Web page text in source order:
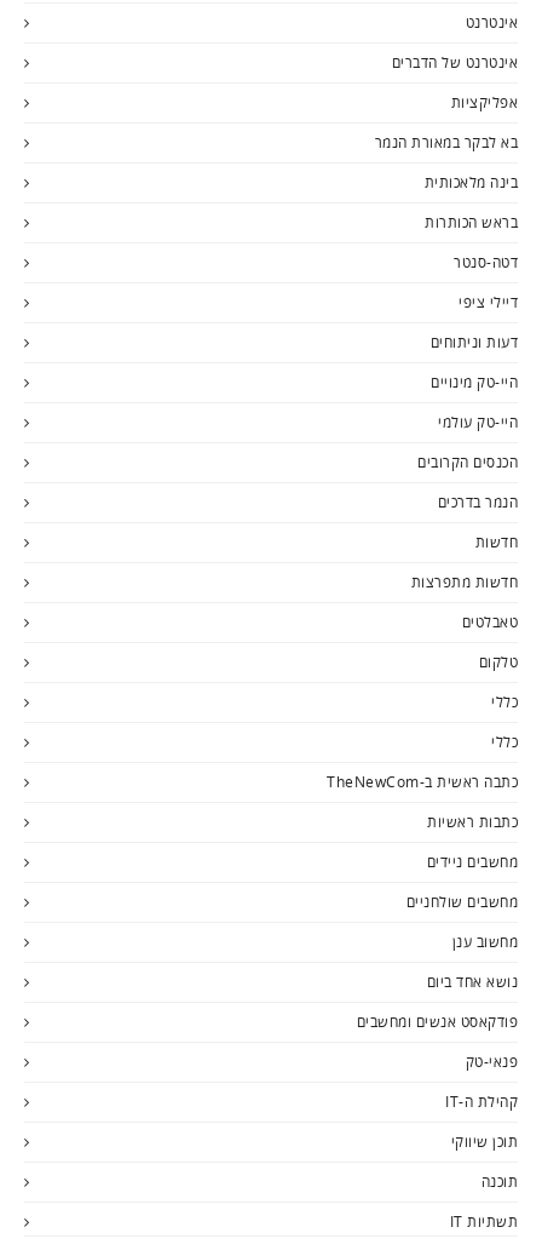
אינטרנט
אינטרנט של הדברים
אפליקציות
בא לבקר במאורת הנמר
בינה מלאכותית
בראש הכותרות
דטה-סנטר
דיילי ציפי
דעות וניתוחים
היי-טק מינויים
היי-טק עולמי
הכנסים הקרובים
הנמר בדרכים
חדשות
חדשות מתפרצות
טאבלטים
טלקום
כללי
כללי
כתבה ראשית ב-TheNewCom
כתבות ראשיות
מחשבים ניידים
מחשבים שולחניים
מחשוב ענן
נושא אחד ביום
פודקאסט אנשים ומחשבים
פנאי-טק
קהילת ה-IT
תוכן שיווקי
תוכנה
תשתיות IT